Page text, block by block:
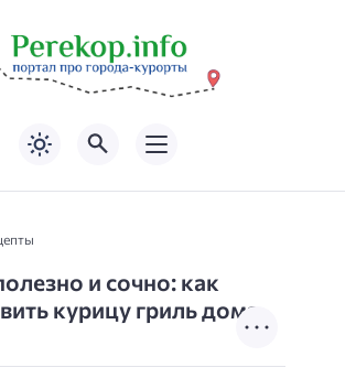
и сочно: как
курицу гриль дома